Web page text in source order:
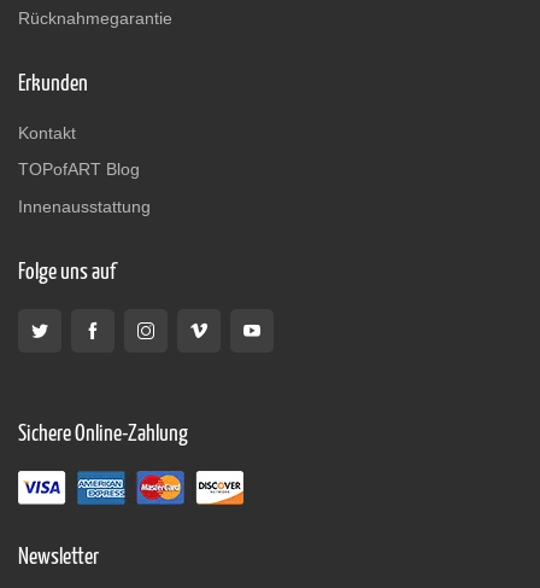
Rücknahmegarantie
Erkunden
Kontakt
TOPofART Blog
Innenausstattung
Folge uns auf
Sichere Online-Zahlung
Newsletter